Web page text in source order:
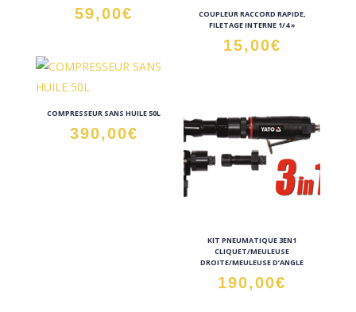
59,00€
COUPLEUR RACCORD RAPIDE,
FILETAGE INTERNE 1/4 »
15,00€
COMPRESSEUR SANS HUILE 50L
390,00€
KIT PNEUMATIQUE 3EN1
CLIQUET/MEULEUSE
DROITE/MEULEUSE D’ANGLE
190,00€